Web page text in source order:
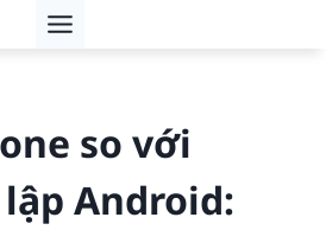
so với
Android: